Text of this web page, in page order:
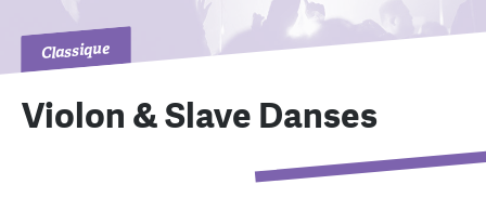
Classique
Violon & Slave Danses